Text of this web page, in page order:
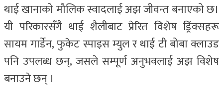
थाई खानाको मौलिक स्वादलाई अझ जीवन्त बनाएको छ।
यी परिकारसँगै थाई शैलीबाट प्रेरित विशेष ड्रिंक्सहरू
सायम गार्डेन, फुकेट स्पाइस म्युल र थाई टी बोबा क्लाउड
पनि उपलब्ध छन्, जसले सम्पूर्ण अनुभवलाई अझ विशेष
बनाउने छन् ।